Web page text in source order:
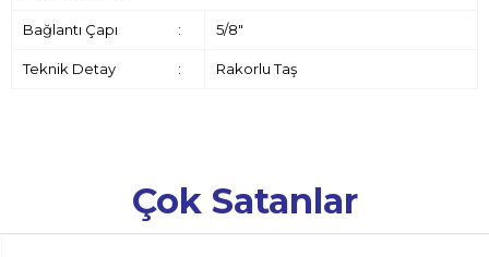
Bağlantı Çapı : 5/8"
Teknik Detay : Rakorlu Taş
Çok Satanlar